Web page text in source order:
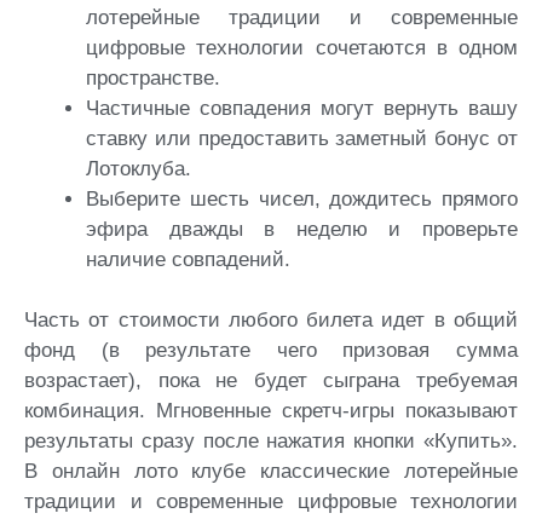
лотерейные традиции и современные
цифровые технологии сочетаются в одном
пространстве.
Частичные совпадения могут вернуть вашу
ставку или предоставить заметный бонус от
Лотоклуба.
Выберите шесть чисел, дождитесь прямого
эфира дважды в неделю и проверьте
наличие совпадений.
Часть от стоимости любого билета идет в общий
фонд (в результате чего призовая сумма
возрастает), пока не будет сыграна требуемая
комбинация. Мгновенные скретч-игры показывают
результаты сразу после нажатия кнопки «Купить».
В онлайн лото клубе классические лотерейные
традиции и современные цифровые технологии